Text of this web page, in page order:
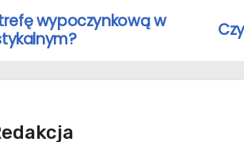
wypoczynkową w